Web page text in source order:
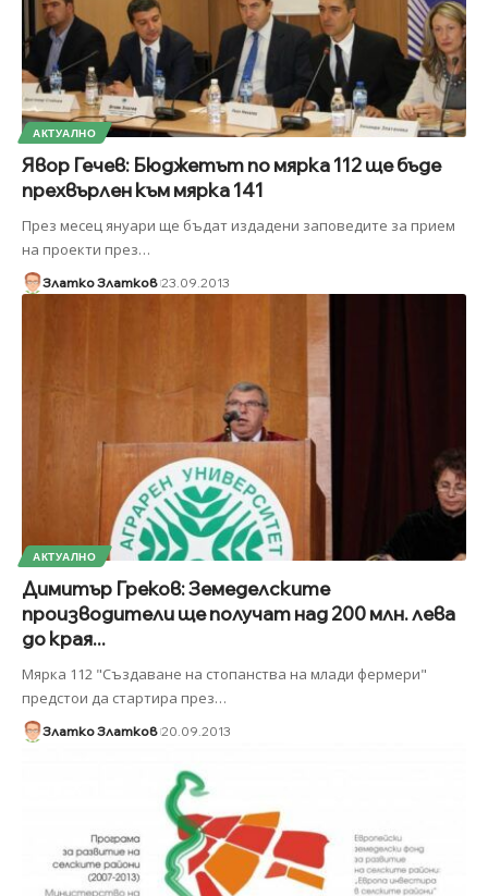
АКТУАЛНО
Явор Гечев: Бюджетът по мярка 112 ще бъде
прехвърлен към мярка 141
През месец януари ще бъдат издадени заповедите за прием
на проекти през…
Златко Златков 23.09.2013
АКТУАЛНО
Димитър Греков: Земеделските
производители ще получат над 200 млн. лева
до края...
Мярка 112 "Създаване на стопанства на млади фермери"
предстои да стартира през…
Златко Златков 20.09.2013